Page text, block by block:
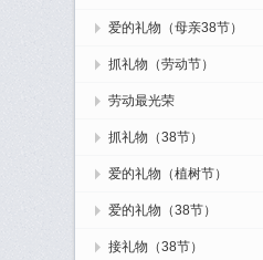
爱的礼物（母亲38节）
抓礼物（劳动节）
劳动最光荣
抓礼物（38节）
爱的礼物（植树节）
爱的礼物（38节）
接礼物（38节）